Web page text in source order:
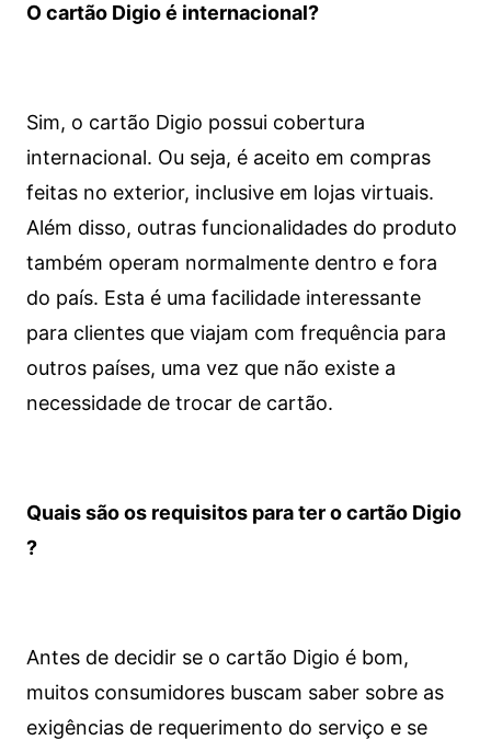
O cartão Digio é internacional?
Sim, o cartão Digio possui cobertura
internacional. Ou seja, é aceito em compras
feitas no exterior, inclusive em lojas virtuais.
Além disso, outras funcionalidades do produto
também operam normalmente dentro e fora
do país. Esta é uma facilidade interessante
para clientes que viajam com frequência para
outros países, uma vez que não existe a
necessidade de trocar de cartão.
Quais são os requisitos para ter o cartão Digio
?
Antes de decidir se o cartão Digio é bom,
muitos consumidores buscam saber sobre as
exigências de requerimento do serviço e se